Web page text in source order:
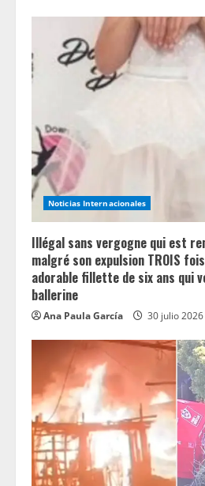
Noticias Internacionales
Illégal sans vergogne qui est
malgré son expulsion TROIS
adorable fillette de six ans qui
ballerine
Ana Paula García 30 julio 2026